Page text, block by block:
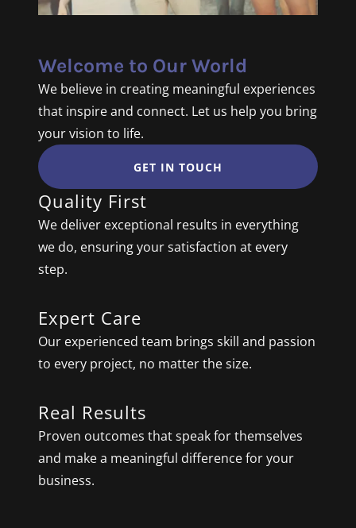
Welcome to Our World
We believe in creating meaningful experiences
that inspire and connect. Let us help you bring
your vision to life.
GET IN TOUCH
Quality First
We deliver exceptional results in everything
we do, ensuring your satisfaction at every
step.
Expert Care
Our experienced team brings skill and passion
to every project, no matter the size.
Real Results
Proven outcomes that speak for themselves
and make a meaningful difference for your
business.